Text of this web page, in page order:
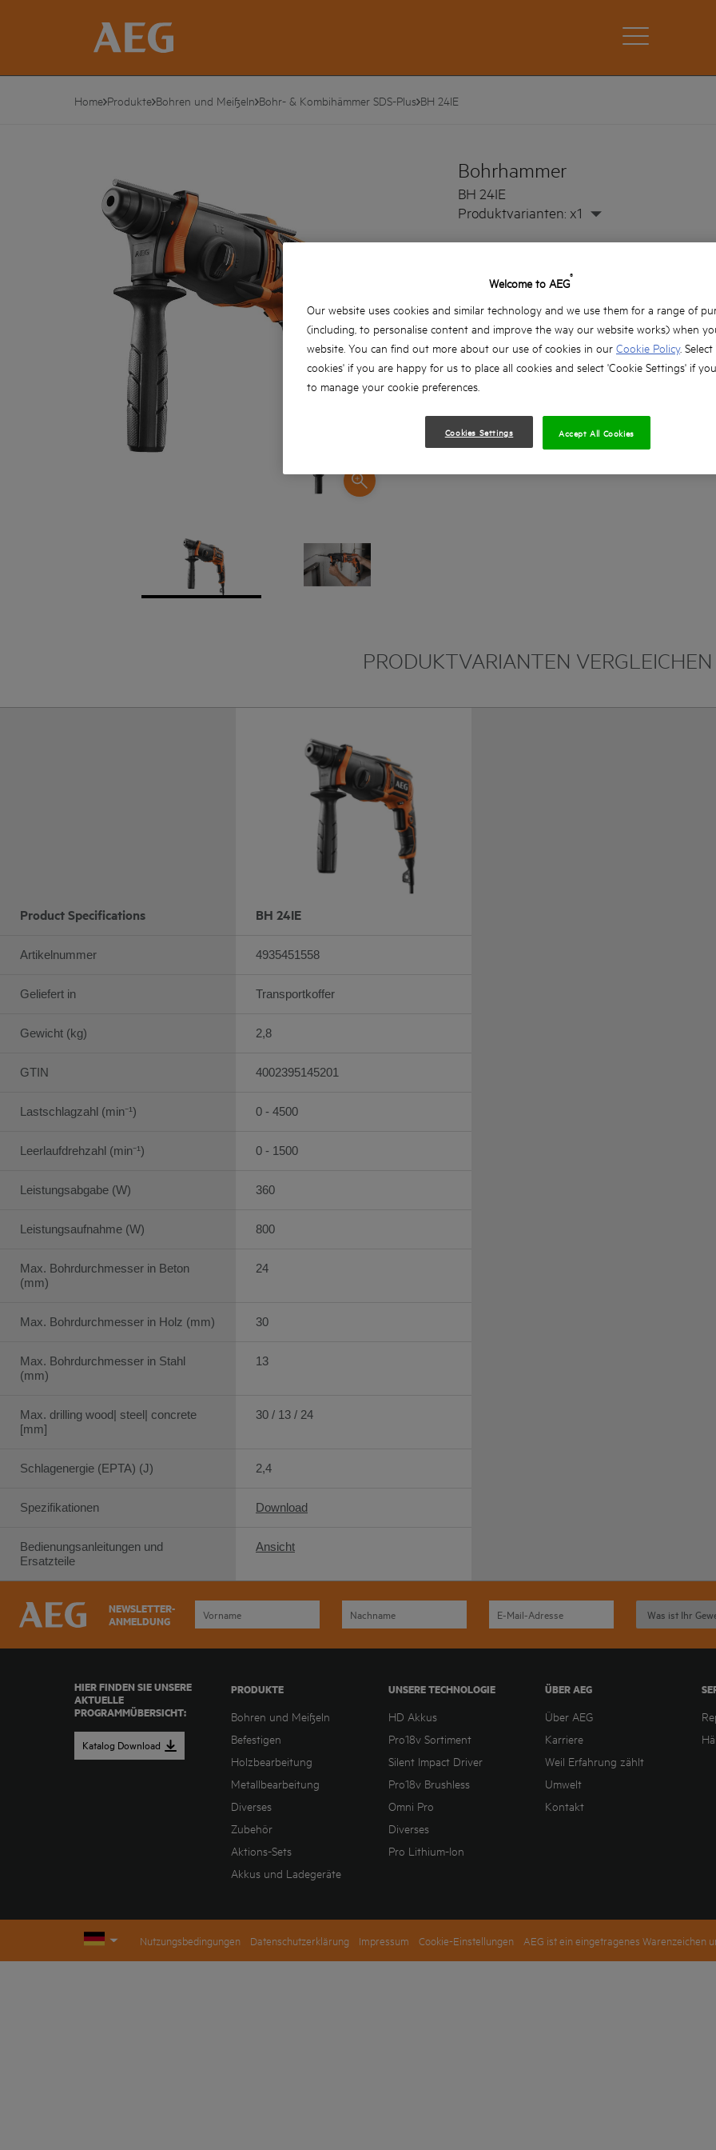
Home Produkte Bohren und Meißeln Bohr- & Kombihämmer SDS-Plus BH 24IE
Bohrhammer
BH 24IE
Produktvarianten: x1
Max. Bohrdurchmesser in Beton: 24 mm
Elektronik mit Dreh- und Schlagzahlvorwahl
Schlagstopp zum Bohren in Holz oder Metall
Geliefert mit Zusatzhandgriff mit
PRODUKTVARIANTEN VERGLEICHEN
Product Specifications
Artikelnummer
Geliefert in
Gewicht (kg)
GTIN
Lastschlagzahl (min⁻¹)
Leerlaufdrehzahl (min⁻¹)
Leistungsabgabe (W)
Leistungsaufnahme (W)
Max. Bohrdurchmesser in Beton
(mm)
Max. Bohrdurchmesser in Holz (mm)
Max. Bohrdurchmesser in Stahl
(mm)
Max. drilling wood| steel| concrete
[mm]
Schlagenergie (EPTA) (J)
Spezifikationen
Bedienungsanleitungen und
Ersatzteile
BH 24IE
4935451558
Transportkoffer
2,8
4002395145201
0 - 4500
0 - 1500
360
800
24
30
13
30 / 13 / 24
2,4
Download
Ansicht
NEWSLETTER-
ANMELDUNG
HIER FINDEN SIE UNSERE
AKTUELLE
PROGRAMMÜBERSICHT:
Katalog Download
PRODUKTE
Bohren und Meißeln
Befestigen
Holzbearbeitung
Metallbearbeitung
Diverses
Zubehör
Aktions-Sets
Akkus und Ladegeräte
UNSERE TECHNOLOGIE
HD Akkus
Pro18v Sortiment
Silent Impact Driver
Pro18v Brushless
Omni Pro
Diverses
Pro Lithium-Ion
ÜBER AEG
Über AEG
Karriere
Weil Erfahrung zählt
Umwelt
Kontakt
Nutzungsbedingungen Datenschutzerklärung Impressum Cookie-Einstellungen AEG ist ein eingetragenes Warenzeichen
Welcome to AEG®
Our website uses cookies and similar technology and we use them for a range of
(including, to personalise content and improve the way our website works) when
website. You can find out more about our use of cookies in our Cookie Policy.
cookies' if you are happy for us to place all cookies and select 'Cookie Settings' if
to manage your cookie preferences.
Cookies Settings Accept All Cookies